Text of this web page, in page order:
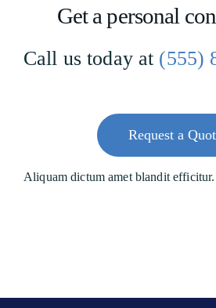
Get a personal
Call us today at (555)
Request a
Aliquam dictum amet blandit efficitur.